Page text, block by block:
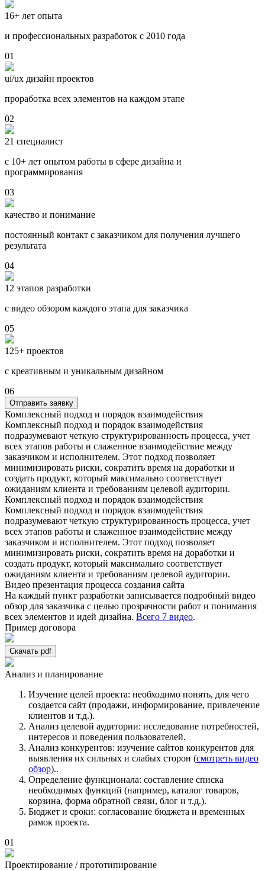
16+ лет опыта
и профессиональных разработок с 2010 года
01
ui/ux дизайн проектов
проработка всех элементов на каждом этапе
02
21 специалист
с 10+ лет опытом работы в сфере дизайна и
программирования
03
качество и понимание
постоянный контакт с заказчиком для получения лучшего
результата
04
12 этапов разработки
с видео обзором каждого этапа для заказчика
05
125+ проектов
с креативным и уникальным дизайном
06
Отправить заявку
Комплексный подход и порядок взаимодействия
Комплексный подход и порядок взаимодействия
подразумевают четкую структурированность процесса, учет
всех этапов работы и слаженное взаимодействие между
заказчиком и исполнителем. Этот подход позволяет
минимизировать риски, сократить время на доработки и
создать продукт, который максимально соответствует
ожиданиям клиента и требованиям целевой аудитории.
Комплексный подход и порядок взаимодействия
Комплексный подход и порядок взаимодействия
подразумевают четкую структурированность процесса, учет
всех этапов работы и слаженное взаимодействие между
заказчиком и исполнителем. Этот подход позволяет
минимизировать риски, сократить время на доработки и
создать продукт, который максимально соответствует
ожиданиям клиента и требованиям целевой аудитории.
Видео презентация процесса создания сайта
На каждый пункт разработки записывается подробный видео
обзор для заказчика с целью прозрачности работ и понимания
всех элементов и идей дизайна. Всего 7 видео.
Пример договора
Скачать pdf
Анализ и планирование
Изучение целей проекта: необходимо понять, для чего
создается сайт (продажи, информирование, привлечение
клиентов и т.д.).
Анализ целевой аудитории: исследование потребностей,
интересов и поведения пользователей.
Анализ конкурентов: изучение сайтов конкурентов для
выявления их сильных и слабых сторон (смотреть видео
обзор)..
Определение функционала: составление списка
необходимых функций (например, каталог товаров,
корзина, форма обратной связи, блог и т.д.).
Бюджет и сроки: согласование бюджета и временных
рамок проекта.
01
Проектирование / прототипирование